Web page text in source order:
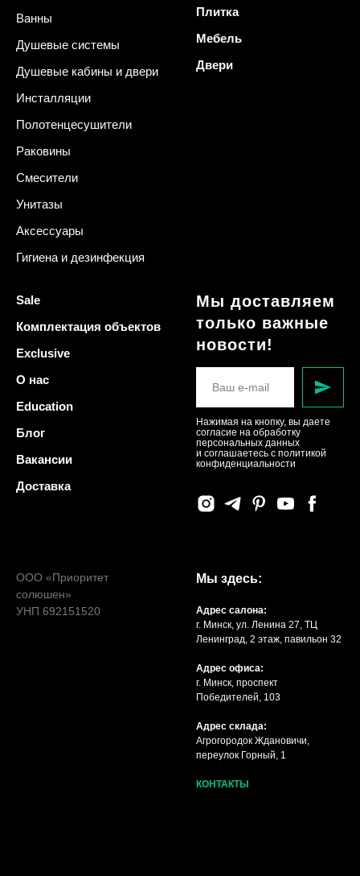
Ванны
Душевые системы
Душевые кабины и двери
Инсталляции
Полотенцесушители
Раковины
Смесители
Унитазы
Аксессуары
Гигиена и дезинфекция
Плитка
Мебель
Двери
Sale
Комплектация объектов
Exclusive
О нас
Education
Блог
Вакансии
Доставка
Мы доставляем
только важные
новости!
Нажимая на кнопку, вы даете
согласие на обработку
персональных данных
и соглашаетесь c политикой
конфиденциальности
ООО «Приоритет
солюшен»
УНП 692151520
Мы здесь:
Адрес салона:
г. Минск, ул. Ленина 27, ТЦ
Ленинград, 2 этаж, павильон 32
Адрес офиса:
г. Минск, проспект
Победителей, 103
Адрес склада:
Агрогородок Ждановичи,
переулок Горный, 1
КОНТАКТЫ